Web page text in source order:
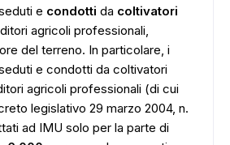
e condotti da coltivatori
agricoli professionali,
del terreno. In particolare, i
e condotti da coltivatori
agricoli professionali (di cui
legislativo 29 marzo 2004, n.
ad IMU solo per la parte di